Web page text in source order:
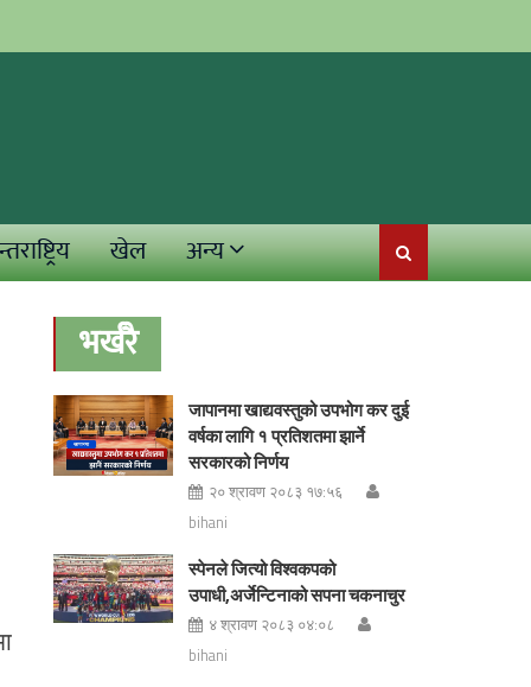
खेल अन्य
भर्खरै
जापानमा खाद्यवस्तुको उपभोग कर दुई
वर्षका लागि १ प्रतिशतमा झार्ने
सरकारको निर्णय
२० श्रावण २०८३ १७:५६
bihani
स्पेनले जित्यो विश्वकपको
उपाधी,अर्जेन्टिनाको सपना चकनाचुर
४ श्रावण २०८३ ०४:०८
bihani